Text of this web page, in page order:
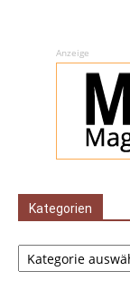
Anzeige
Kategorien
Kategorien